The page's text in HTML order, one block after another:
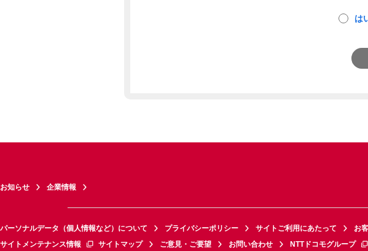
は
お知らせ 企業情報
パーソナルデータ（個人情報など）について プライバシーポリシー サイトご利用にあたって お
サイトメンテナンス情報
サイトマップ ご意見・ご要望 お問い合わせ NTTドコモグループ